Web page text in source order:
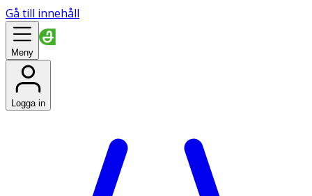
Gå till innehåll
Meny
Logga in